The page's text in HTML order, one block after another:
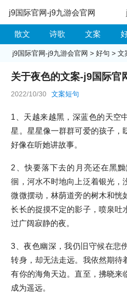
j9国际官网-j9九游会官网
散文 诗歌 文案
j9国际官网-j9九游会官网 > 好句 > 文
关于夜色的文案-j9国际官
2022/10/30 文案短句
1、天越来越黑，深蓝色的天空
星。星星像一群群可爱的孩子，
好像在听她讲故事。
2、快要落下去的月亮还在黑
徊，河水不时地向上泛着银光，
微微摆动，林荫道旁的树木和恍
长长的捉摸不定的影子，喷泉吐
过广阔寂静的夜。
3、夜色幽深，我仍旧守候在悲
转身，却无法走远。我依然期待
有你的海角天边。直至，拂晓来
成为遥远。